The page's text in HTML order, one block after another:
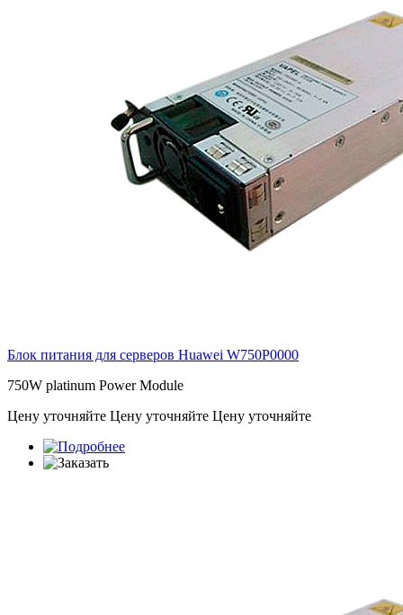
Блок питания для серверов Huawei W750P0000
750W platinum Power Module
Цену уточняйте Цену уточняйте Цену уточняйте